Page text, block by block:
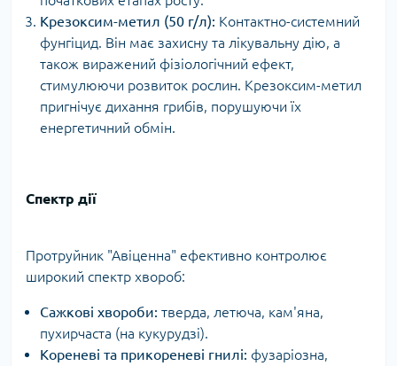
Крезоксим-метил (50 г/л): Контактно-системний
фунгіцид. Він має захисну та лікувальну дію, а
також виражений фізіологічний ефект,
стимулюючи розвиток рослин. Крезоксим-метил
пригнічує дихання грибів, порушуючи їх
енергетичний обмін.
Спектр дії
Протруйник "Авіценна" ефективно контролює
широкий спектр хвороб:
Сажкові хвороби: тверда, летюча, кам'яна,
пухирчаста (на кукурудзі).
Кореневі та прикореневі гнилі: фузаріозна,